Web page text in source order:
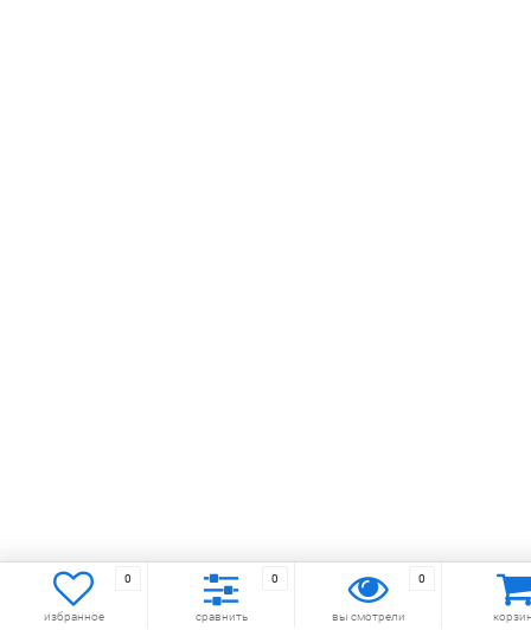
0
избранное
0
сравнить
0
вы смотрели
Заказать бесплатный звонок